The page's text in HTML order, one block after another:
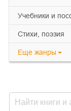
учебники и
cтихи, поэзия
Еще жанры